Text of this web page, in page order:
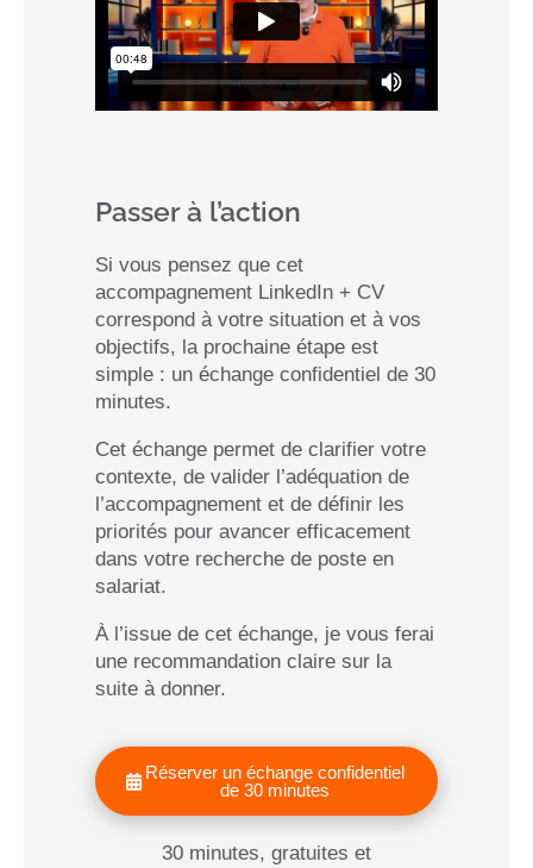
Passer à l’action
Si vous pensez que cet
accompagnement LinkedIn + CV
correspond à votre situation et à vos
objectifs, la prochaine étape est
simple : un échange confidentiel de 30
minutes.
Cet échange permet de clarifier votre
contexte, de valider l’adéquation de
l’accompagnement et de définir les
priorités pour avancer efficacement
dans votre recherche de poste en
salariat.
À l’issue de cet échange, je vous ferai
une recommandation claire sur la
suite à donner.
Réserver un échange confidentiel
de 30 minutes
30 minutes, gratuites et